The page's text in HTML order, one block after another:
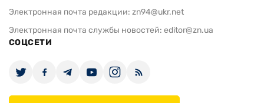
Электронная почта редакции: zn94@ukr.net
Электронная почта службы новостей: editor@zn.ua
СОЦСЕТИ